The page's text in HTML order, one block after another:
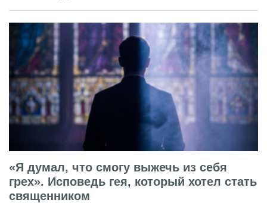
«Я думал, что смогу выжечь из себя
грех». Исповедь гея, который хотел стать
священником